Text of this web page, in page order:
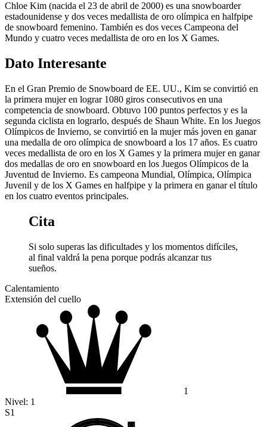
Chloe Kim (nacida el 23 de abril de 2000) es una snowboarder
estadounidense y dos veces medallista de oro olímpica en halfpipe
de snowboard femenino. También es dos veces Campeona del
Mundo y cuatro veces medallista de oro en los X Games.
Dato Interesante
En el Gran Premio de Snowboard de EE. UU., Kim se convirtió en
la primera mujer en lograr 1080 giros consecutivos en una
competencia de snowboard. Obtuvo 100 puntos perfectos y es la
segunda ciclista en lograrlo, después de Shaun White. En los Juegos
Olímpicos de Invierno, se convirtió en la mujer más joven en ganar
una medalla de oro olímpica de snowboard a los 17 años. Es cuatro
veces medallista de oro en los X Games y la primera mujer en ganar
dos medallas de oro en snowboard en los Juegos Olímpicos de la
Juventud de Invierno. Es campeona Mundial, Olímpica, Olímpica
Juvenil y de los X Games en halfpipe y la primera en ganar el título
en los cuatro eventos principales.
Cita
Si solo superas las dificultades y los momentos difíciles,
al final valdrá la pena porque podrás alcanzar tus
sueños.
Calentamiento
Extensión del cuello
1
Nivel: 1
S1